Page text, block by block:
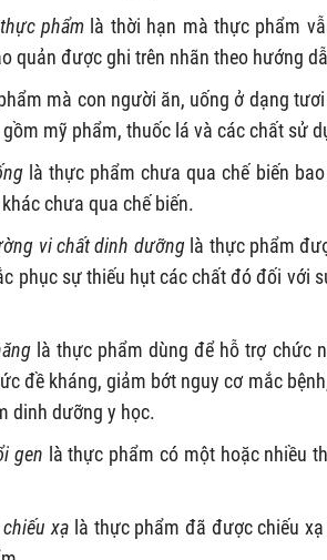
phẩm là thời hạn mà thực phẩm
quản được ghi trên nhãn theo hướng
mà con người ăn, uống ở dạng
mỹ phẩm, thuốc lá và các chất sử
là thực phẩm chưa qua chế biến
chưa qua chế biến.
vi chất dinh dưỡnglà thực phẩm
phục sự thiếu hụt các chất đó đối với
là thực phẩm dùng để hỗ trợ chức
đề kháng, giảm bớt nguy cơ mắc
dinh dưỡng y học.
gen là thực phẩm có một hoặc nhiều
xạ là thực phẩm đã được chiếu